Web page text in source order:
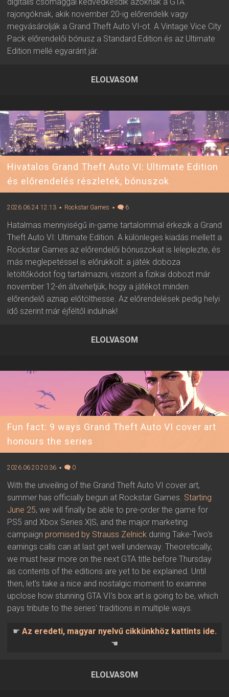
rajongóknak, akik november 20-ig előrendelik vagy
megvásárolják a Grand Theft Auto VI-ot. A Vintage Vice City
Pack előrendelői bónusz a Standard Edition és az Ultimate
Edition mellé egyaránt jár.
2026.06.24 15:32 ▪ Forrás:Rockstar Games
ELOLVASOM
Hivatalos Grand Theft Auto VI: Ultimate Edition
és előrendelés részletek, bónuszok
2026.06.24 12:13 ▪ Rockstar Games ▪ 6
Hatalmas mennyiségű in-game tartalommal érkezik a Grand
Theft Auto VI: Ultimate Edition. A különleges kiadás mellett a
Rockstar Games az előrendelői bónuszokat is leleplezte, és
más meglepetéssel is előrukkolt: a játék doboza
letöltőkódot fog tartalmazni, viszont a fizikai dobozt már
november 12-én átvehetjük, hogy a játékot minden
előrendelő aznap előtölthesse. Az előrendelések pedig helyi
idő szerint már éjféltől indulnak!
2026.06.24 12:13 ▪ Forrás:Rockstar Games
ELOLVASOM
Fun fact: 9 ways Grand Theft Auto VI cover art
honours the series
2026.06.20 20:36 ▪ 0
With the unveiling of the Grand Theft Auto VI cover art,
summer has officially begun at Rockstar Games. Starting
June 25, we will finally be able to pre-order the game for
PS5 and Xbox Series X|S, and the major marketing
campaign promised by Strauss Zelnick during Take-Two's
earnings calls can at last get well underway. Theoretically,
we must hear more on the next GTA title before Thursday
as contents of the editions are yet to be explained. Until
then, let's take a nice and nostalgic moment to examine
upclose how stunning GTA VI's box art is going to be, which
pays tribute to the series' traditions in multiple ways.
☛ Az eredeti, magyar nyelvű cikkünkhöz kattints ide.
☚
2026.06.20 20:36 ▪ Forrás:
ELOLVASOM